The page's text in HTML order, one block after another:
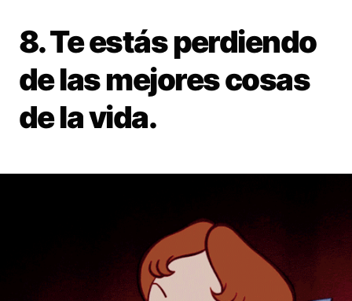
8. Te estás perdiendo
de las mejores cosas
de la vida.